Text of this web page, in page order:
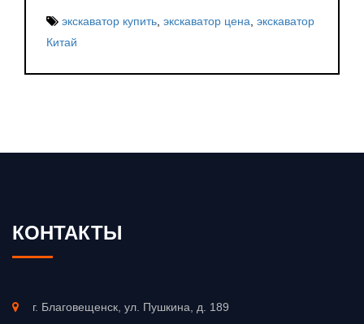
экскаватор купить экскаватор цена экскаватор
Китай
КОНТАКТЫ
г. Благовещенск, ул. Пушкина, д. 189